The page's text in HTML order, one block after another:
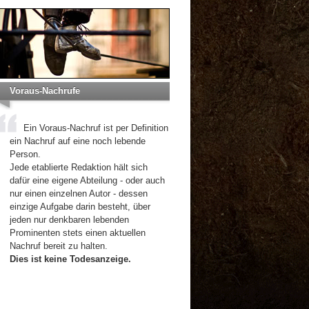
Voraus-Nachrufe
Ein Voraus-Nachruf ist per Definition
ein Nachruf auf eine noch lebende
Person.
Jede etablierte Redaktion hält sich
dafür eine eigene Abteilung - oder auch
nur einen einzelnen Autor - dessen
einzige Aufgabe darin besteht, über
jeden nur denkbaren lebenden
Prominenten stets einen aktuellen
Nachruf bereit zu halten.
Dies ist keine Todesanzeige.